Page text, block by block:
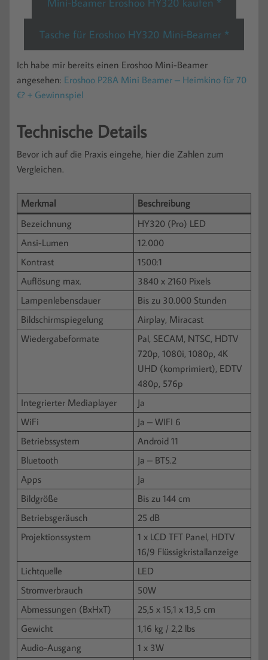
Tasche für Eroshoo HY320 Mini-Beamer *
Ich habe mir bereits einen Eroshoo Mini-Beamer
angesehen: Eroshoo P28A Mini Beamer – Heimkino für 70
€? + Gewinnspiel
Technische Details
Bevor ich auf die Praxis eingehe, hier die Zahlen zum
Vergleichen.
Merkmal
Beschreibung
Bezeichnung
HY320 (Pro) LED
Ansi-Lumen
12.000
Kontrast
1500:1
Auflösung max.
3840 x 2160 Pixels
Lampenlebensdauer
Bis zu 30.000 Stunden
Bildschirmspiegelung
Airplay, Miracast
Wiedergabeformate
Pal, SECAM, NTSC, HDTV
720p, 1080i, 1080p, 4K
UHD (komprimiert), EDTV
480p, 576p
Integrierter Mediaplayer
Ja
WiFi
Ja – WIFI 6
Betriebssystem
Android 11
Bluetooth
Ja – BT5.2
Apps
Ja
Bildgröße
Bis zu 144 cm
Betriebsgeräusch
25 dB
Projektionssystem
1 x LCD TFT Panel, HDTV
16/9 Flüssigkristallanzeige
Lichtquelle
LED
Stromverbrauch
50W
Abmessungen (BxHxT)
‎25,5 x 15,1 x 13,5 cm
Gewicht
1,16 kg / 2,2 lbs
Audio-Ausgang
1 x 3W